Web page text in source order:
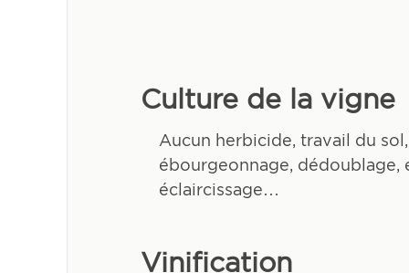
Culture de la vigne
Aucun herbicide, travail du
ébourgeonnage, dédoublage,
éclaircissage…
Vinification